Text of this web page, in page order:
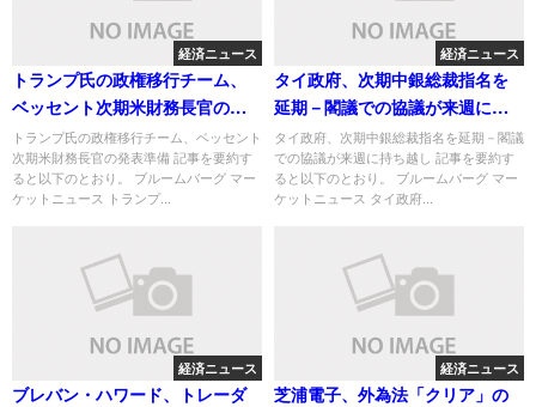
経済ニュース
トランプ氏の政権移行チーム、
ベッセント次期米財務長官の発
表準備
トランプ氏の政権移行チーム、ベッセント
次期米財務長官の発表準備 記事を要約す
ると以下のとおり。 ブルームバーグ マー
ケットニュース トランプ...
経済ニュース
タイ政府、次期中銀総裁指名を
延期－閣議での協議が来週に持
ち越し
タイ政府、次期中銀総裁指名を延期－閣議
での協議が来週に持ち越し 記事を要約す
ると以下のとおり。 ブルームバーグ マー
ケットニュース タイ政府...
経済ニュース
ブレバン・ハワード、トレーダ
経済ニュース
芝浦電子、外為法「クリア」の